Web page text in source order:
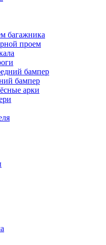
багажника
проем
бампер
бампер
арки